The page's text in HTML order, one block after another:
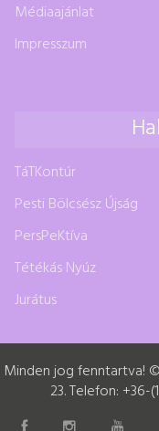
Médiaajánlat
Impresszum
TáTKontúr
Pesti Bölcsész Újság
PersPeKtíva
Tétékás Nyúz
Jurátus
Minden jog fenntartva! ©
23. Telefon: +36-